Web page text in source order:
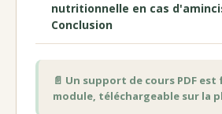
nutritionnelle en cas
Conclusion
📄 Un support de cours PDF
module, téléchargeable sur la